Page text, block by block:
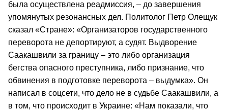
была осуществлена реадмиссия, – до завершения
упомянутых резонансных дел. Политолог Петр Олещук
сказал «Стране»: «Организаторов государственного
переворота не депортируют, а судят. Выдворение
Саакашвили за границу – это либо организация
бегства опасного преступника, либо признание, что
обвинения в подготовке переворота – выдумка». Он
написал в соцсети, что дело не в судьбе Саакашвили, а
в том, что происходит в Украине: «Нам показали, что